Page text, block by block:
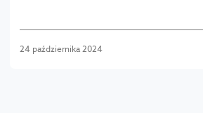
24 października 2024